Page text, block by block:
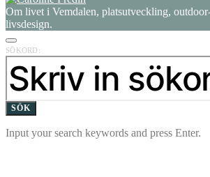
Om livet i Vemdalen, platsutveckling,
livsdesign.
SÖKORD:
SÖK
Input your search keywords and press Enter.